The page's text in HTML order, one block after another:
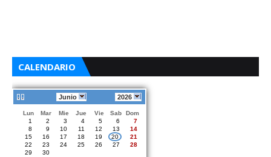
CALENDARIO
Junio 2026
Lun Mar Mie Jue Vie Sab
Dom
1
2 3 4 5 6
7
8
9 10 11 12 13
14
15
16 17 18 19 20
21
22
23 24 25 26 27
28
29
30